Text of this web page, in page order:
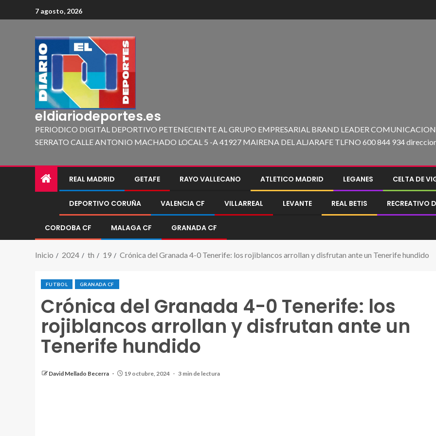
7 agosto, 2026
eldiariodeportes.es
PERIODICO DIGITAL DEPORTIVO PETENECIENTE AL GRUPO EMPRESARIAL BRAND LEADER
SERRATO CALLE ANTONIO MACHADO LOCAL 5 -A 41927 MAIRENA DEL ALJARAFE TLFNO 600 844 934
REAL MADRID GETAFE RAYO VALLECANO ATLETICO MADRID LEGANES CELTA DE
DEPORTIVO CORUÑA VALENCIA CF VILLARREAL LEVANTE REAL BETIS RECREATIVO
CORDOBA CF MALAGA CF GRANADA CF
Inicio 2024 th 19 Crónica del Granada 4-0 Tenerife: los rojiblancos arrollan y disfrutan ante un Tenerife hundido
FUTBOL GRANADA CF
Crónica del Granada 4-0 Tenerife: los
rojiblancos arrollan y disfrutan ante un
Tenerife hundido
David Mellado Becerra 19 octubre, 2024 3 min de lectura